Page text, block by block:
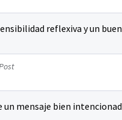
reflexiva y un
mensaje bien